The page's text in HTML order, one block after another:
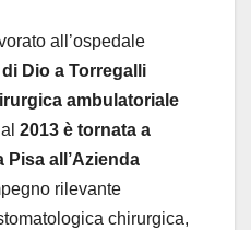
all’ospedale
Dio a Torregalli
ambulatoriale
2013 è tornata a
Pisa all’Azienda
rilevante
chirurgica,